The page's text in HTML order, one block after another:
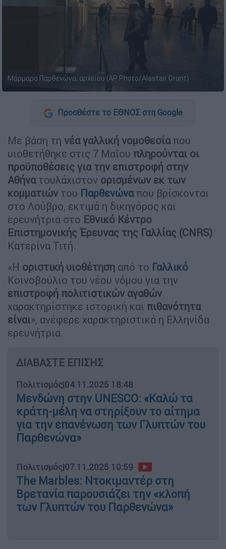
Μάρμαρα Παρθενώνα, αρχείου (AP Photo/Alastair Grant)
Προσθέστε το ΕΘΝΟΣ στη Google
Με βάση τη νέα γαλλική νομοθεσίαπου
υιοθετήθηκε στις 7 Μαΐου πληρούνται οι
προϋποθέσεις για την επιστροφή στην
Αθήνατουλάχιστον ορισμένων εκ των
κομματιών του Παρθενώναπου βρίσκονται
στο Λούβρο, εκτιμά η δικηγόρος και
ερευνήτρια στο Εθνικό Κέντρο
Επιστημονικής Έρευνας της Γαλλίας (CNRS)
Κατερίνα Τιτή.
«Η οριστική υιοθέτηση από το Γαλλικό
Κοινοβούλιο του νέου νόμου για την
επιστροφή πολιτιστικών αγαθών
χαρακτηρίστηκε ιστορική και πιθανότητα
είναι», ανέφερε χαρακτηριστικά η Ελληνίδα
ερευνήτρια.
ΔΙΑΒΑΣΤΕ ΕΠΙΣΗΣ
Πολιτισμός|04.11.2025 18:48
Μενδώνη στην UNESCO: «Καλώ τα
κράτη-μέλη να στηρίξουν το αίτημα
για την επανένωση των Γλυπτών του
Παρθενώνα»
Πολιτισμός|07.11.2025 10:59
The Marbles: Ντοκιμαντέρ στη
Βρετανία παρουσιάζει την «κλοπή
των Γλυπτών του Παρθενώνα»